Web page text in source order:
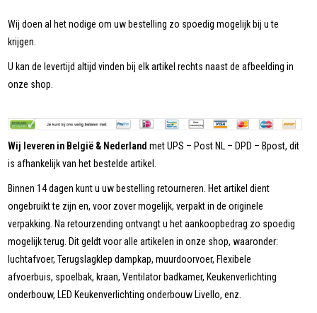
Wij doen al het nodige om uw bestelling zo spoedig mogelijk bij u te
krijgen.
U kan de levertijd altijd vinden bij elk artikel rechts naast de afbeelding in
onze shop.
Wij leveren in België & Nederland met UPS – Post NL – DPD – Bpost, dit
is afhankelijk van het bestelde artikel.
Binnen 14 dagen kunt u uw bestelling retourneren. Het artikel dient
ongebruikt te zijn en, voor zover mogelijk, verpakt in de originele
verpakking. Na retourzending ontvangt u het aankoopbedrag zo spoedig
mogelijk terug. Dit geldt voor alle artikelen in onze shop, waaronder:
luchtafvoer, Terugslagklep dampkap, muurdoorvoer, Flexibele
afvoerbuis, spoelbak, kraan, Ventilator badkamer, Keukenverlichting
onderbouw, LED Keukenverlichting onderbouw Livello, enz.